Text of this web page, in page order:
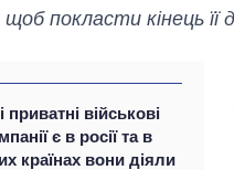
покласти кінець її
приватні військові
є в росії та в
країнах вони діяли